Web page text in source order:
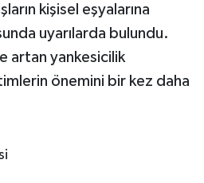
kişisel eşyalarına
uyarılarda bulundu.
artan yankesicilik
önemini bir kez daha